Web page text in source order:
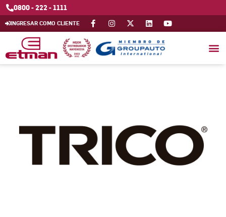
0800 - 222 - 1111
INGRESAR COMO CLIENTE